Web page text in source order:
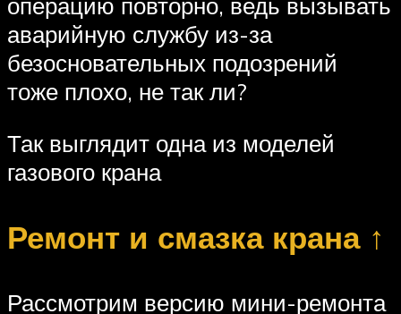
аварийную службу из-за
безосновательных подозрений
тоже плохо, не так ли?
Так выглядит одна из моделей
газового крана
Ремонт и смазка крана ↑
Рассмотрим версию мини-ремонта